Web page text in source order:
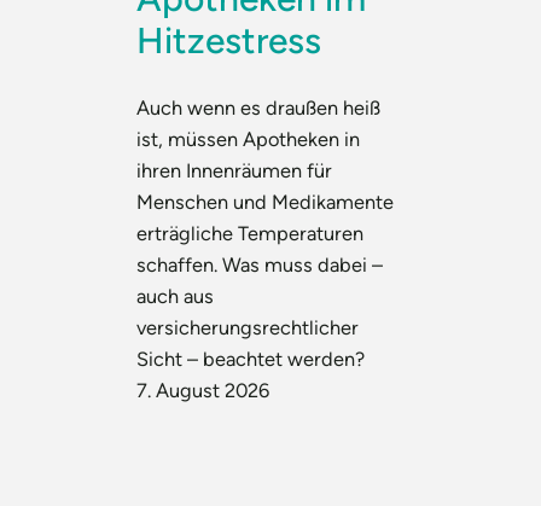
Hitzestress
Auch wenn es draußen heiß
ist, müssen Apotheken in
ihren Innenräumen für
Menschen und Medikamente
erträgliche Temperaturen
schaffen. Was muss dabei –
auch aus
versicherungsrechtlicher
Sicht – beachtet werden?
7. August 2026